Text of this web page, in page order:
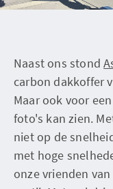
Naast ons stond
carbon dakkoffer
Maar ook voor
foto's kan zien.
niet op de
met hoge
onze vrienden van